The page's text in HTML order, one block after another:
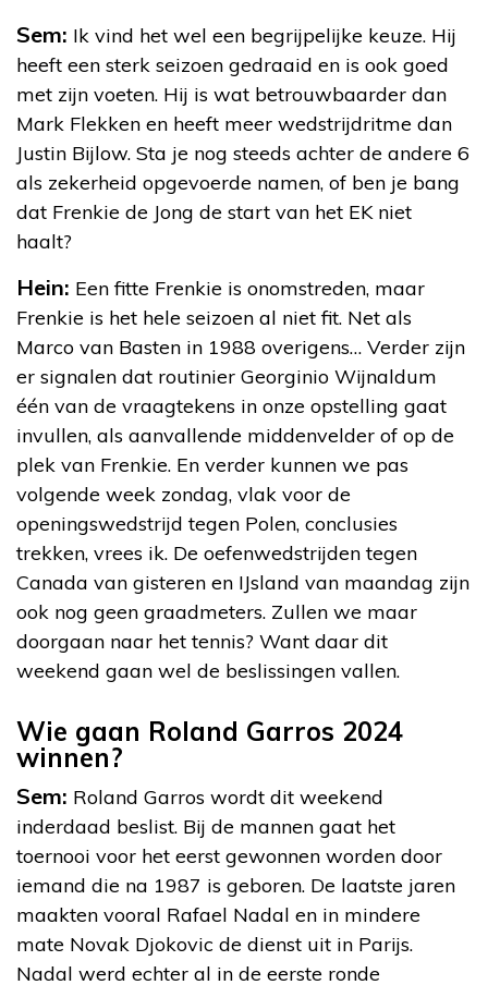
Sem: Ik vind het wel een begrijpelijke keuze. Hij
heeft een sterk seizoen gedraaid en is ook goed
met zijn voeten. Hij is wat betrouwbaarder dan
Mark Flekken en heeft meer wedstrijdritme dan
Justin Bijlow. Sta je nog steeds achter de andere 6
als zekerheid opgevoerde namen, of ben je bang
dat Frenkie de Jong de start van het EK niet
haalt?
Hein: Een fitte Frenkie is onomstreden, maar
Frenkie is het hele seizoen al niet fit. Net als
Marco van Basten in 1988 overigens… Verder zijn
er signalen dat routinier Georginio Wijnaldum
één van de vraagtekens in onze opstelling gaat
invullen, als aanvallende middenvelder of op de
plek van Frenkie. En verder kunnen we pas
volgende week zondag, vlak voor de
openingswedstrijd tegen Polen, conclusies
trekken, vrees ik. De oefenwedstrijden tegen
Canada van gisteren en IJsland van maandag zijn
ook nog geen graadmeters. Zullen we maar
doorgaan naar het tennis? Want daar dit
weekend gaan wel de beslissingen vallen.
Wie gaan Roland Garros 2024
winnen?
Sem: Roland Garros wordt dit weekend
inderdaad beslist. Bij de mannen gaat het
toernooi voor het eerst gewonnen worden door
iemand die na 1987 is geboren. De laatste jaren
maakten vooral Rafael Nadal en in mindere
mate Novak Djokovic de dienst uit in Parijs.
Nadal werd echter al in de eerste ronde